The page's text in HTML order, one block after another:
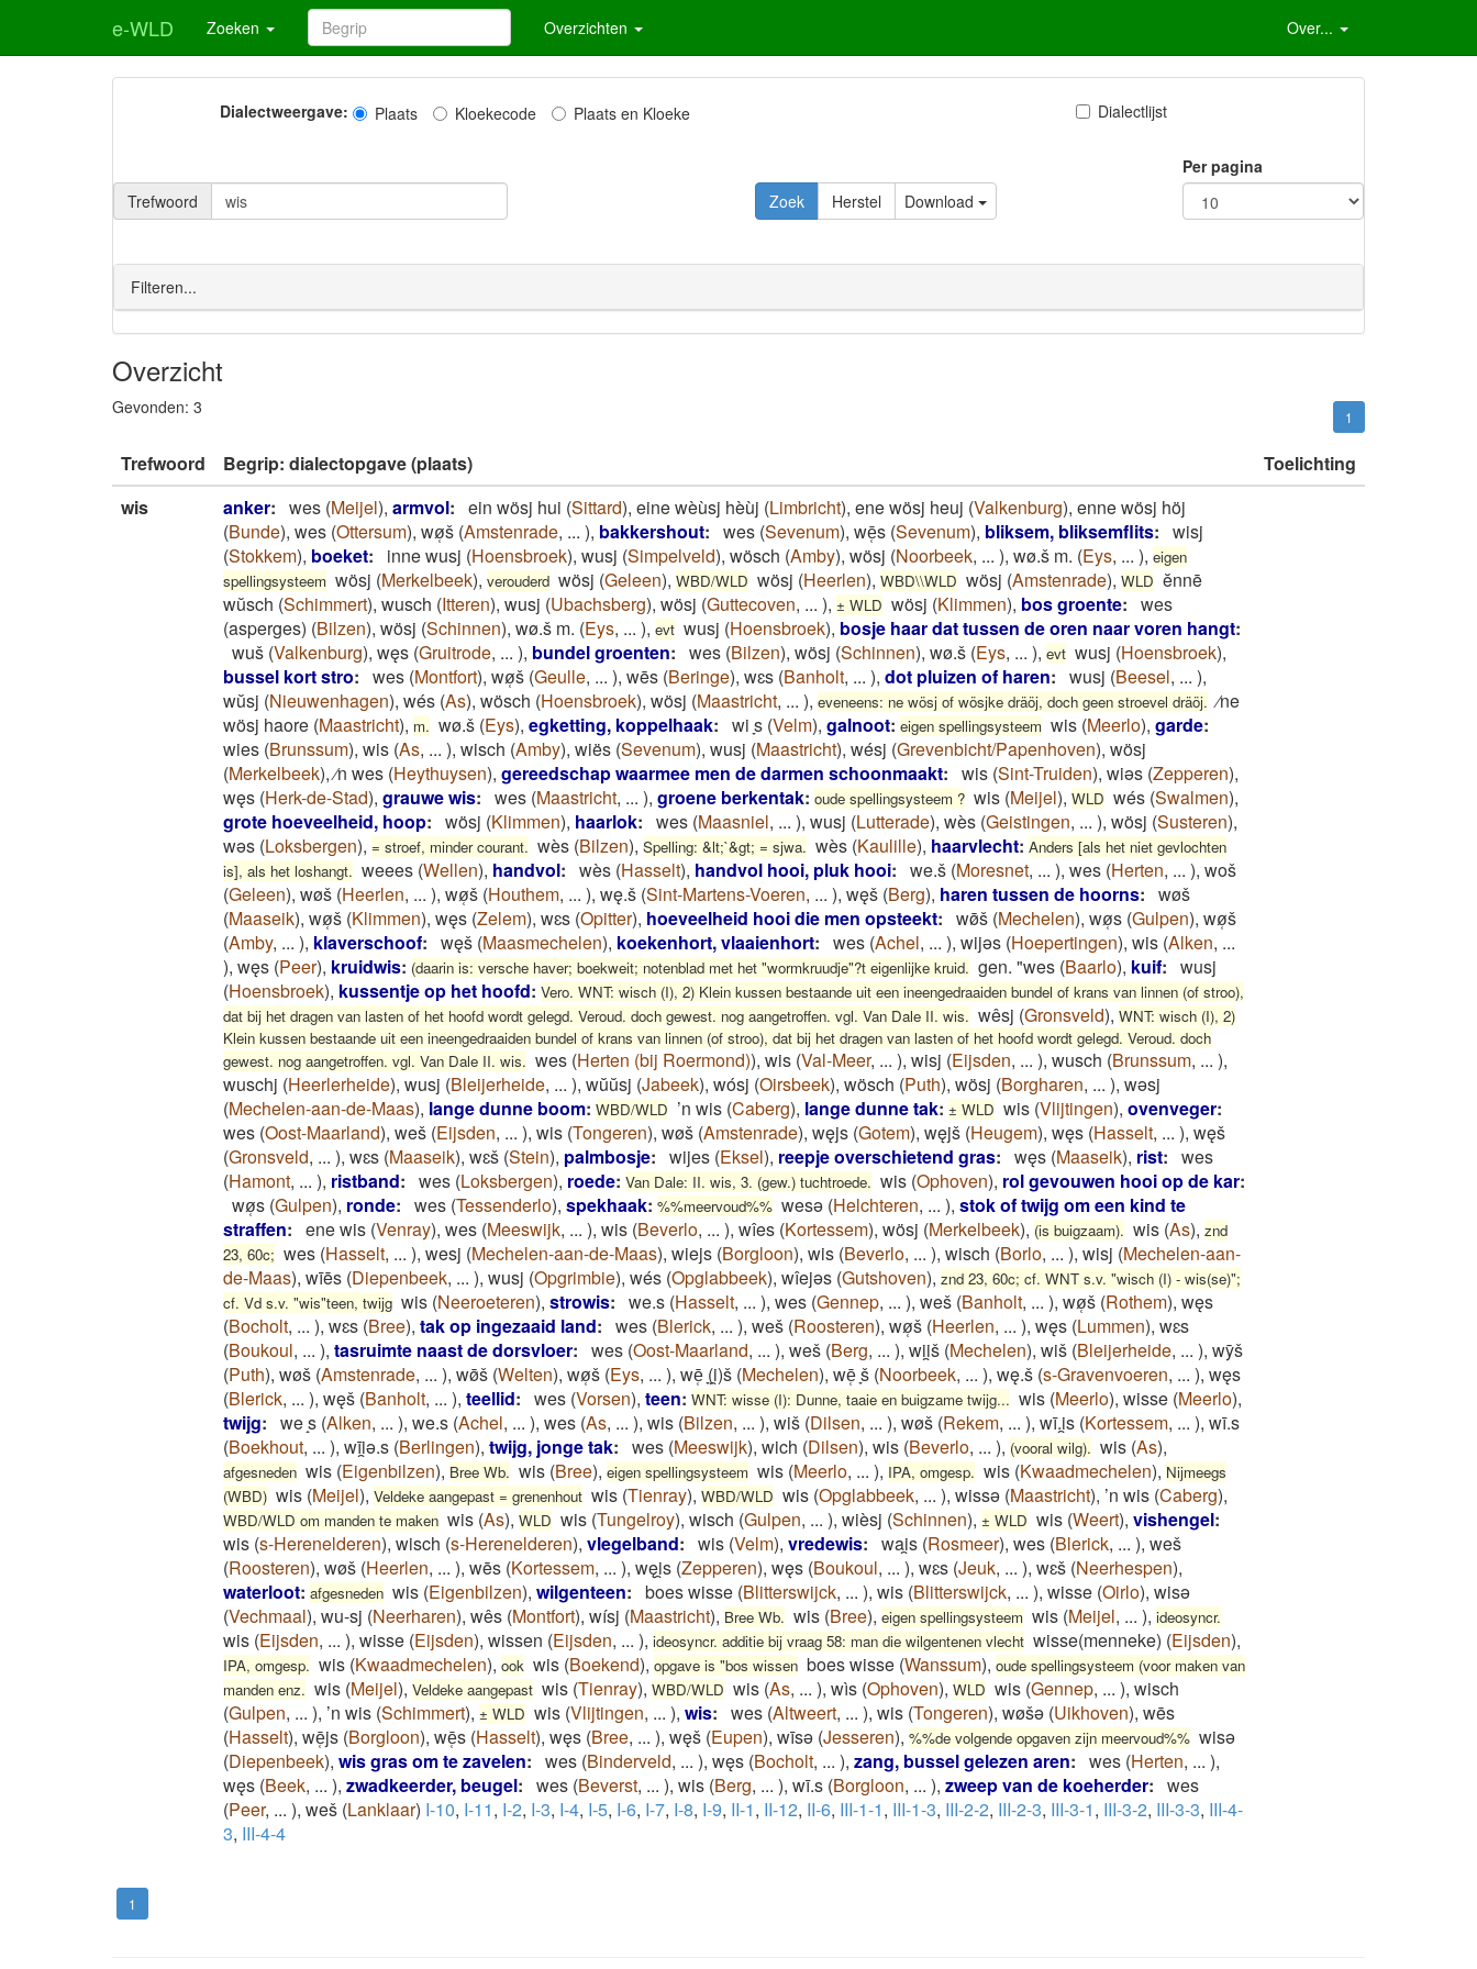
e-WLD Zoeken Overzichten Over...
Dialectweergave: Plaats Kloekecode Plaats en Kloeke Dialectlijst
Trefwoord Download
Per pagina
Filteren...
Overzicht
Gevonden: 3 1
Trefwoord Begrip: dialectopgave (plaats)
Toelichting
wis
anker: wes (Meijel), armvol: ein wösj hui (Sittard), eine wèùsj hèùj (Limbricht), ene wösj heuj (Valkenburg), enne wösj höj
(Bunde), wes (Ottersum), wø̜š (Amstenrade, ... ), bakkershout: wes (Sevenum), wē̜s (Sevenum), bliksem, bliksemflits: wisj
(Stokkem), boeket: inne wusj (Hoensbroek), wusj (Simpelveld), wösch (Amby), wösj (Noorbeek, ... ), wø.š m. (Eys, ... ), eigen
spellingsysteem wösj (Merkelbeek), verouderd wösj (Geleen), WBD/WLD wösj (Heerlen), WBD\\WLD wösj (Amstenrade), WLD ĕnnē
wŭsch (Schimmert), wusch (Itteren), wusj (Ubachsberg), wösj (Guttecoven, ... ), ± WLD wösj (Klimmen), bos groente: wes
(asperges) (Bilzen), wösj (Schinnen), wø.š m. (Eys, ... ), evt wusj (Hoensbroek), bosje haar dat tussen de oren naar voren hangt:
wuš (Valkenburg), węs (Gruitrode, ... ), bundel groenten: wes (Bilzen), wösj (Schinnen), wø.š (Eys, ... ), evt wusj (Hoensbroek),
bussel kort stro: wes (Montfort), wø̜š (Geulle, ... ), wēs (Beringe), wɛs (Banholt, ... ), dot pluizen of haren: wusj (Beesel, ... ),
wŭsj (Nieuwenhagen), wés (As), wösch (Hoensbroek), wösj (Maastricht, ... ), eveneens: ne wösj of wösjke dräöj, doch geen stroevel dräöj. ⁄ne
wösj haore (Maastricht), m. wø.š (Eys), egketting, koppelhaak: wi ̞s (Velm), galnoot: eigen spellingsysteem wis (Meerlo), garde:
wies (Brunssum), wis (As, ... ), wisch (Amby), wiës (Sevenum), wusj (Maastricht), wésj (Grevenbicht/Papenhoven), wösj
(Merkelbeek),⁄n wes (Heythuysen), gereedschap waarmee men de darmen schoonmaakt: wis (Sint-Truiden), wiǝs (Zepperen),
węs (Herk-de-Stad), grauwe wis: wes (Maastricht, ... ), groene berkentak: oude spellingsysteem ? wis (Meijel), WLD wés (Swalmen),
grote hoeveelheid, hoop: wösj (Klimmen), haarlok: wes (Maasniel, ... ), wusj (Lutterade), wès (Geistingen, ... ), wösj (Susteren),
wəs (Loksbergen), = stroef, minder courant. wès (Bilzen), Spelling: &lt;`&gt; = sjwa. wès (Kaulille), haarvlecht: Anders [als het niet gevlochten
is], als het loshangt. weees (Wellen), handvol: wès (Hasselt), handvol hooi, pluk hooi: we.š (Moresnet, ... ), wes (Herten, ... ), woš
(Geleen), wøš (Heerlen, ... ), wø̜š (Houthem, ... ), wę.š (Sint-Martens-Voeren, ... ), węš (Berg), haren tussen de hoorns: wøš
(Maaseik), wø̜š (Klimmen), węs (Zelem), wɛs (Opitter), hoeveelheid hooi die men opsteekt: wø̄š (Mechelen), wø̜s (Gulpen), wø̜š
(Amby, ... ), klaverschoof: węš (Maasmechelen), koekenhort, vlaaienhort: wes (Achel, ... ), wijǝs (Hoepertingen), wis (Alken, ...
), węs (Peer), kruidwis: (daarin is: versche haver; boekweit; notenblad met het "wormkruudje"?t eigenlijke kruid. gen. "wes (Baarlo), kuif: wusj
(Hoensbroek), kussentje op het hoofd: Vero. WNT: wisch (I), 2) Klein kussen bestaande uit een ineengedraaiden bundel of krans van linnen (of stroo),
dat bij het dragen van lasten of het hoofd wordt gelegd. Veroud. doch gewest. nog aangetroffen. vgl. Van Dale II. wis. wêsj (Gronsveld), WNT: wisch (I), 2)
Klein kussen bestaande uit een ineengedraaiden bundel of krans van linnen (of stroo), dat bij het dragen van lasten of het hoofd wordt gelegd. Veroud. doch
gewest. nog aangetroffen. vgl. Van Dale II. wis. wes (Herten (bij Roermond)), wis (Val-Meer, ... ), wisj (Eijsden, ... ), wusch (Brunssum, ... ),
wuschj (Heerlerheide), wusj (Bleijerheide, ... ), wŭŭsj (Jabeek), wósj (Oirsbeek), wösch (Puth), wösj (Borgharen, ... ), wəsj
(Mechelen-aan-de-Maas), lange dunne boom: WBD/WLD ’n wis (Caberg), lange dunne tak: ± WLD wis (Vlijtingen), ovenveger:
wes (Oost-Maarland), weš (Eijsden, ... ), wis (Tongeren), wøš (Amstenrade), węjs (Gotem), węjš (Heugem), węs (Hasselt, ... ), węš
(Gronsveld, ... ), wɛs (Maaseik), wɛš (Stein), palmbosje: wijes (Eksel), reepje overschietend gras: węs (Maaseik), rist: wes
(Hamont, ... ), ristband: wes (Loksbergen), roede: Van Dale: II. wis, 3. (gew.) tuchtroede. wis (Ophoven), rol gevouwen hooi op de kar:
wø̜s (Gulpen), ronde: wes (Tessenderlo), spekhaak: %%meervoud%% wesǝ (Helchteren, ... ), stok of twijg om een kind te
straffen: ene wis (Venray), wes (Meeswijk, ... ), wis (Beverlo, ... ), wîes (Kortessem), wösj (Merkelbeek), (is buigzaam). wis (As), znd
23, 60c; wes (Hasselt, ... ), wesj (Mechelen-aan-de-Maas), wiejs (Borgloon), wis (Beverlo, ... ), wisch (Borlo, ... ), wisj (Mechelen-aan-
de-Maas), wīēs (Diepenbeek, ... ), wusj (Opgrimbie), wés (Opglabbeek), wîejəs (Gutshoven), znd 23, 60c; cf. WNT s.v. "wisch (I) - wis(se)";
cf. Vd s.v. "wis"teen, twijg wis (Neeroeteren), strowis: we.s (Hasselt, ... ), wes (Gennep, ... ), weš (Banholt, ... ), wø̜š (Rothem), węs
(Bocholt, ... ), wɛs (Bree), tak op ingezaaid land: wes (Blerick, ... ), weš (Roosteren), wø̜š (Heerlen, ... ), węs (Lummen), wɛs
(Boukoul, ... ), tasruimte naast de dorsvloer: wes (Oost-Maarland, ... ), weš (Berg, ... ), wii̯š (Mechelen), wiš (Bleijerheide, ... ), wȳš
(Puth), wøš (Amstenrade, ... ), wø̄š (Welten), wø̜š (Eys, ... ), wē̜ ̞(i̯)š (Mechelen), wē̜ ̞š (Noorbeek, ... ), wę.š (s-Gravenvoeren, ... ), węs
(Blerick, ... ), węš (Banholt, ... ), teellid: wes (Vorsen), teen: WNT: wisse (I): Dunne, taaie en buigzame twijg... wis (Meerlo), wisse (Meerlo),
twijg: we ̝s (Alken, ... ), we.s (Achel, ... ), wes (As, ... ), wis (Bilzen, ... ), wiš (Dilsen, ... ), wøš (Rekem, ... ), wī.i̯s (Kortessem, ... ), wī.s
(Boekhout, ... ), wīi̯ǝ.s (Berlingen), twijg, jonge tak: wes (Meeswijk), wich (Dilsen), wis (Beverlo, ... ), (vooral wilg). wis (As),
afgesneden wis (Eigenbilzen), Bree Wb. wis (Bree), eigen spellingsysteem wis (Meerlo, ... ), IPA, omgesp. wis (Kwaadmechelen), Nijmeegs
(WBD) wis (Meijel), Veldeke aangepast = grenenhout wis (Tienray), WBD/WLD wis (Opglabbeek, ... ), wissə (Maastricht), ’n wis (Caberg),
WBD/WLD om manden te maken wis (As), WLD wis (Tungelroy), wisch (Gulpen, ... ), wièsj (Schinnen), ± WLD wis (Weert), vishengel:
wis (s-Herenelderen), wisch (s-Herenelderen), vlegelband: wis (Velm), vredewis: wai̯s (Rosmeer), wes (Blerick, ... ), weš
(Roosteren), wøš (Heerlen, ... ), wēs (Kortessem, ... ), węi̯s (Zepperen), węs (Boukoul, ... ), wɛs (Jeuk, ... ), wɛš (Neerhespen),
waterloot: afgesneden wis (Eigenbilzen), wilgenteen: boes wisse (Blitterswijck, ... ), wis (Blitterswijck, ... ), wisse (Oirlo), wisə
(Vechmaal), wu-sj (Neerharen), wês (Montfort), wísj (Maastricht), Bree Wb. wis (Bree), eigen spellingsysteem wis (Meijel, ... ), ideosyncr.
wis (Eijsden, ... ), wisse (Eijsden), wissen (Eijsden, ... ), ideosyncr. additie bij vraag 58: man die wilgentenen vlecht wisse(menneke) (Eijsden),
IPA, omgesp. wis (Kwaadmechelen), ook wis (Boekend), opgave is "bos wissen boes wisse (Wanssum), oude spellingsysteem (voor maken van
manden enz. wis (Meijel), Veldeke aangepast wis (Tienray), WBD/WLD wis (As, ... ), wìs (Ophoven), WLD wis (Gennep, ... ), wisch
(Gulpen, ... ), ’n wis (Schimmert), ± WLD wis (Vlijtingen, ... ), wis: wes (Altweert, ... ), wis (Tongeren), wøšǝ (Uikhoven), wēs
(Hasselt), wē̜js (Borgloon), wē̜s (Hasselt), węs (Bree, ... ), węš (Eupen), wīsǝ (Jesseren), %%de volgende opgaven zijn meervoud%% wisǝ
(Diepenbeek), wis gras om te zavelen: wes (Binderveld, ... ), węs (Bocholt, ... ), zang, bussel gelezen aren: wes (Herten, ... ),
węs (Beek, ... ), zwadkeerder, beugel: wes (Beverst, ... ), wis (Berg, ... ), wī.s (Borgloon, ... ), zweep van de koeherder: wes
(Peer, ... ), weš (Lanklaar) I-10, I-11, I-2, I-3, I-4, I-5, I-6, I-7, I-8, I-9, II-1, II-12, II-6, III-1-1, III-1-3, III-2-2, III-2-3, III-3-1, III-3-2, III-3-3, III-4-
3, III-4-4
1